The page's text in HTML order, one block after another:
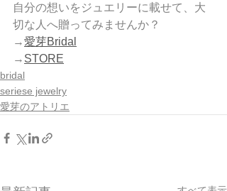
自分の想いをジュエリーに載せて、大
切な人へ贈ってみませんか？
→愛芽Bridal
→ STORE
bridal
seriese jewelry
愛芽のアトリエ